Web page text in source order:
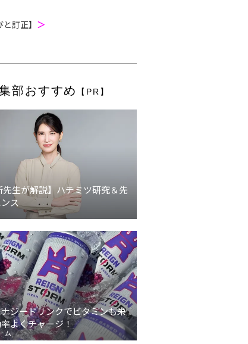
と訂正】 ＞
部おすすめ 【PR】
先生が解説】ハチミツ研究＆先
ス
ジードリンクでビタミンも栄
よくチャージ！
ム